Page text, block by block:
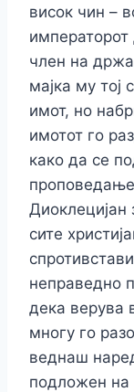
висок чин –
императорот
член на
мајка му тој
имот, но
имотот го
како да се
проповедање
Диоклецијан
сите
неправедно
дека верува
многу го
веднаш
подложен на